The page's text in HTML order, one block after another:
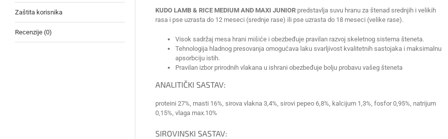
Zaštita korisnika
Recenzije (0)
KUDO LAMB & RICE MEDIUM AND MAXI JUNIORpredstavlja suvu hranu za štenad srednjih i velikih
rasa i pse uzrasta do 12 meseci (srednje rase) ili pse uzrasta do 18 meseci (velike rase).
Visok sadržaj mesa hrani mišiće i obezbeđuje pravilan razvoj skeletnog sistema šteneta.
Tehnologija hladnog presovanja omogućava laku svarljivost kvalitetnih sastojaka i maksimalnu
apsorbciju istih.
Pravilan izbor prirodnih vlakana u ishrani obezbeđuje bolju probavu vašeg šteneta
ANALITIČKI SASTAV:
proteini 27%, masti 16%, sirova vlakna 3,4%, sirovi pepeo 6,8%, kalcijum 1,3%, fosfor 0,95%, natrijum
0,15%, vlaga max.10%
SIROVINSKI SASTAV: